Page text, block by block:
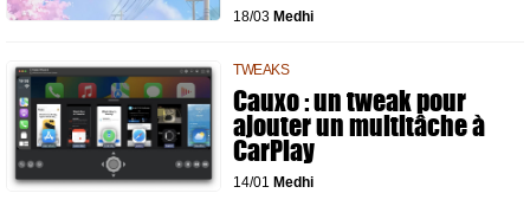
18/03 Medhi
TWEAKS
Cauxo : un tweak pour
ajouter un multitâche à
CarPlay
14/01 Medhi